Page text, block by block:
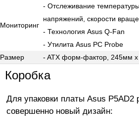
Мониторинг
- Отслеживание
напряжений, скорости
- Технология Asus Q-Fan
- Утилита Asus PC Probe
Размер
- ATX форм-фактор, 245мм
Коробка
Для упаковки платы Asus P5AD2
совершенно новый дизайн: